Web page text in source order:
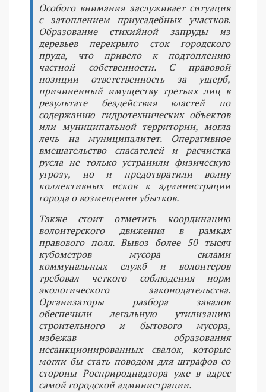
Особого внимания заслуживает ситуация
с затоплением приусадебных участков.
Образование стихийной запруды из
деревьев перекрыло сток городского
пруда, что привело к подтоплению
частной собственности. С правовой
позиции ответственность за ущерб,
причиненный имуществу третьих лиц в
результате бездействия властей по
содержанию гидротехнических объектов
или муниципальной территории, могла
лечь на муниципалитет. Оперативное
вмешательство спасателей и расчистка
русла не только устранили физическую
угрозу, но и предотвратили волну
коллективных исков к администрации
города о возмещении убытков.
Также стоит отметить координацию
волонтерского движения в рамках
правового поля. Вывоз более 50 тысяч
кубометров мусора силами
коммунальных служб и волонтеров
требовал четкого соблюдения норм
экологического законодательства.
Организаторы разбора завалов
обеспечили легальную утилизацию
строительного и бытового мусора,
избежав образования
несанкционированных свалок, которые
могли бы стать поводом для штрафов со
стороны Росприроднадзора уже в адрес
самой городской администрации.